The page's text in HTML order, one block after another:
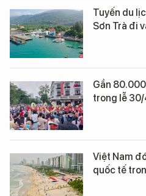
Tuyến du
Sơn Trà đi
Gần
trong lễ
Việt Nam
quốc tế